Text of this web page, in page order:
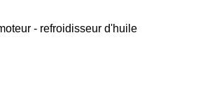
- refroidisseur d'huile